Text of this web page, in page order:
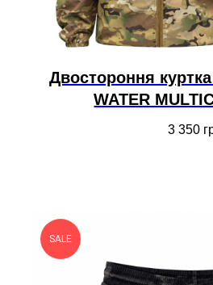
Двостороння
WATER
3 350
SALE